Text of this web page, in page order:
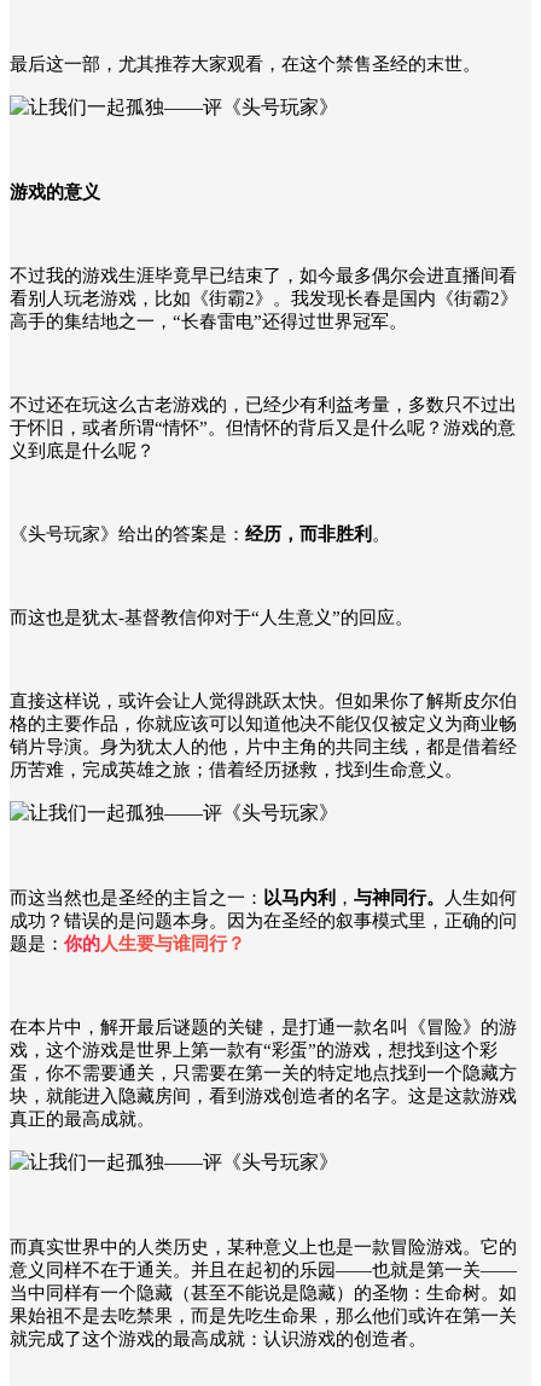
最后这一部，尤其推荐大家观看，在这个禁售圣经的末世。
游戏的意义
不过我的游戏生涯毕竟早已结束了，如今最多偶尔会进直播间看
看别人玩老游戏，比如《街霸2》。我发现长春是国内《街霸2》
高手的集结地之一，“长春雷电”还得过世界冠军。
不过还在玩这么古老游戏的，已经少有利益考量，多数只不过出
于怀旧，或者所谓“情怀”。但情怀的背后又是什么呢？游戏的意
义到底是什么呢？
《头号玩家》给出的答案是： 经历，而非胜利 。
而这也是犹太-基督教信仰对于“ 人生意义”的回应。
直接这样说，或许会让人觉得跳跃太快。但如果你了解斯皮尔伯
格的主要作品，你就应该可以知道他决不能仅仅被定义为商业畅
销片导演。身为犹太人的他，片中主角的共同主线，都是借着经
历苦难，完成英雄之旅；借着经历拯救，找到生命意义。
而这当然也是圣经的主旨之一： 以马内利 ， 与神同行。
人生如何
成功？错误的是问题本身。因为在圣经的叙事模式里，正确的问
题是： 你的人生要与谁同行？
在本片中，解开最后谜题的关键，是打通一款名叫《冒险》的游
戏，这个游戏是世界上第一款有“彩蛋”的游戏，想找到这个彩
蛋，你不需要通关，只需要在第一关的特定地点找到一个隐藏方
块，就能进入隐藏房间，看到游戏创造者的名字。这是这款游戏
真正的最高成就。
而真实世界中的人类历史，某种意义上也是一款冒险游戏。它的
意义同样不在于通关。并且在起初的乐园——也就是第一关——
当中同样有一个隐藏（甚至不能说是隐藏）的圣物：生命树。如
果始祖不是去吃禁果，而是先吃生命果，那么他们或许在第一关
就完成了这个游戏的最高成就：认识游戏的创造者。